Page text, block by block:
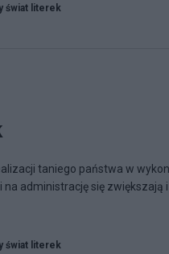
świat literek
taniego państwa w
administrację się zwiększają
świat literek